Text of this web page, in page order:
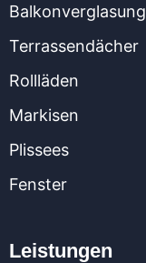
Balkonverglasung
Terrassendächer
Rollläden
Markisen
Plissees
Fenster
Leistungen